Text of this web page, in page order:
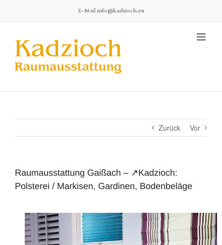
springen
E-Mail info@kadzioch.eu
Zurück Vor
Raumausstattung Gaißach – ↗️Kadzioch:
Polsterei / Markisen, Gardinen, Bodenbeläge